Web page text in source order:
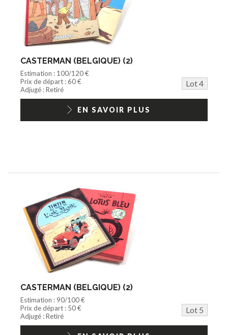
CASTERMAN (BELGIQUE) (2)
Estimation : 100/120 €
Prix de départ : 60 €
Lot 4
Adjugé : Retiré
EN SAVOIR PLUS
CASTERMAN (BELGIQUE) (2)
Estimation : 90/100 €
Prix de départ : 50 €
Lot 5
Adjugé : Retiré